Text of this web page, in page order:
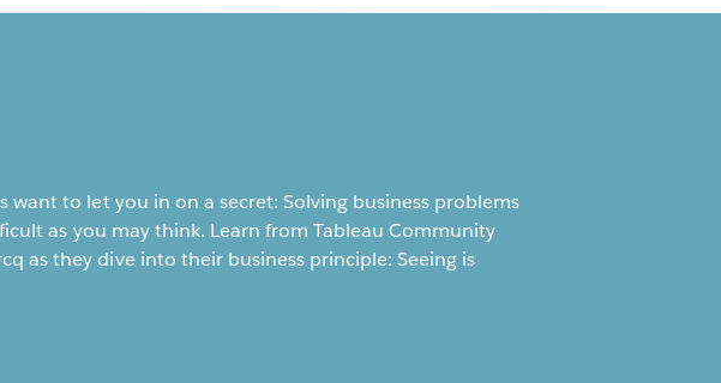
want to let you in on a secret: Solving business problems
as you may think. Learn from Tableau Community
as they dive into their business principle: Seeing is